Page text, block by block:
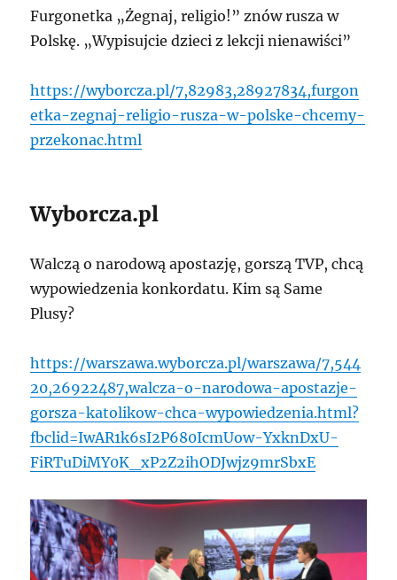
Furgonetka „Żegnaj, religio!” znów rusza w
Polskę. „Wypisujcie dzieci z lekcji nienawiści”
https://wyborcza.pl/7,82983,28927834,furgon
etka-zegnaj-religio-rusza-w-polske-chcemy-
przekonac.html
Wyborcza.pl
Walczą o narodową apostazję, gorszą TVP, chcą
wypowiedzenia konkordatu. Kim są Same
Plusy?
https://warszawa.wyborcza.pl/warszawa/7,544
20,26922487,walcza-o-narodowa-apostazje-
gorsza-katolikow-chca-wypowiedzenia.html?
fbclid=IwAR1k6sI2P680IcmUow-YxknDxU-
FiRTuDiMY0K_xP2Z2ihODJwjz9mrSbxE